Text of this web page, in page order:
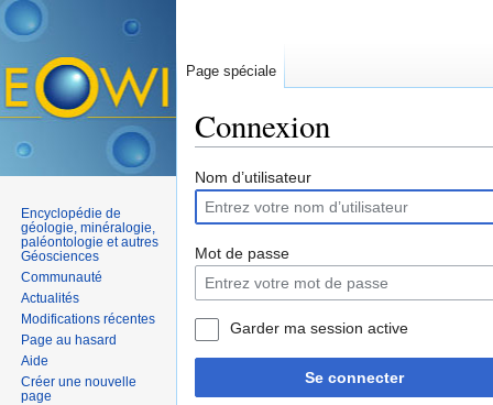
Connexion
Nom d’utilisateur
Mot de passe
Garder ma session active
Se connecter
Page spéciale
Encyclopédie de
géologie, minéralogie,
paléontologie et autres
Géosciences
Communauté
Actualités
Modifications récentes
Page au hasard
Aide
Créer une nouvelle
page